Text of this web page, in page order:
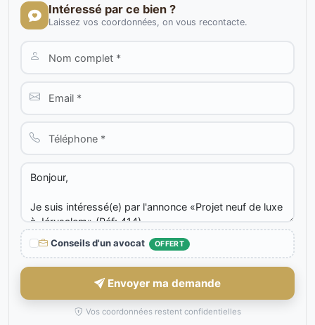
Intéressé par ce bien ?
Laissez vos coordonnées, on vous recontacte.
Conseils d'un avocat OFFERT
Envoyer ma demande
Vos coordonnées restent confidentielles